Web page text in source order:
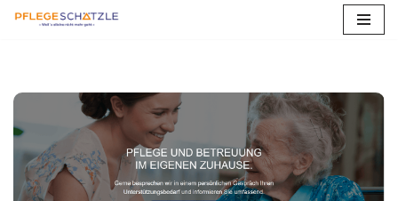
springen